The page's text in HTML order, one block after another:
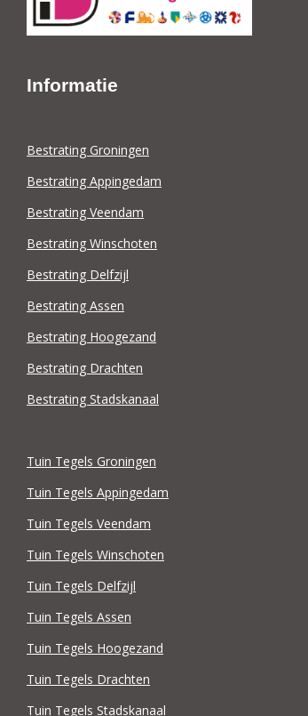
Informatie
Bestrating Groningen
Bestrating Appingedam
Bestrating Veendam
Bestrating Winschoten
Bestrating Delfzijl
Bestrating Assen
Bestrating Hoogezand
Bestrating Drachten
Bestrating Stadskanaal
Tuin Tegels Groningen
Tuin Tegels Appingedam
Tuin Tegels Veendam
Tuin Tegels Winschoten
Tuin Tegels Delfzijl
Tuin Tegels Assen
Tuin Tegels Hoogezand
Tuin Tegels Drachten
Tuin Tegels Stadskanaal